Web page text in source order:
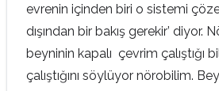
evrenin içinden biri o sistemi
dışından bir bakış gerekir’ diyor.
beyninin kapalı çevrim çalıştığı
çalıştığını söylüyor nörobilim.